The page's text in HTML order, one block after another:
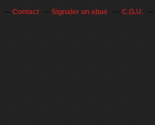
Contact Signaler un abus C.G.U.